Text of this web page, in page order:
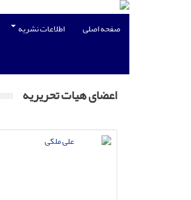
صفحه اصلی اطلاعات نشریه
اعضای هیات تحریریه